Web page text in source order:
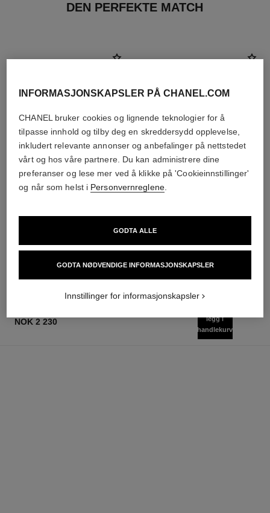
DEN PERFEKTE MATCH
nok 1 090
Legg i handlekurv
Ref. 143120
Legg i handlekurv
NOK 2 230
legg i
handlekurv
INFORMASJONSKAPSLER PÅ CHANEL.COM
CHANEL bruker cookies og lignende teknologier for å
tilpasse innhold og tilby deg en skreddersydd opplevelse,
inkludert relevante annonser og anbefalinger på nettstedet
vårt og hos våre partnere. Du kan administrere dine
preferanser og lese mer ved å klikke på 'Cookieinnstillinger'
og når som helst i Personvernreglene.
GODTA NØDVENDIGE INFORMASJONSKAPSLER
GODTA ALLE
Innstillinger for informasjonskapsler